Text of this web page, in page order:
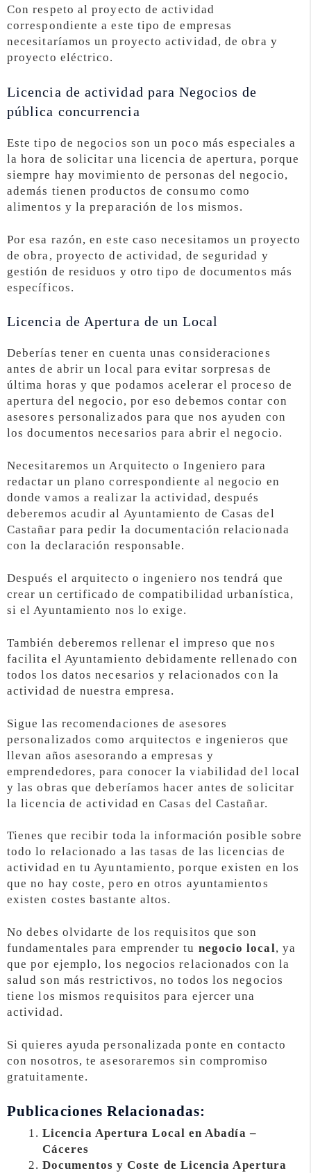
Con respeto al proyecto de actividad
correspondiente a este tipo de empresas
necesitaríamos un proyecto actividad, de obra y
proyecto eléctrico.
Licencia de actividad para Negocios de
pública concurrencia
Este tipo de negocios son un poco más especiales a
la hora de solicitar una licencia de apertura, porque
siempre hay movimiento de personas del negocio,
además tienen productos de consumo como
alimentos y la preparación de los mismos.
Por esa razón, en este caso necesitamos un proyecto
de obra, proyecto de actividad, de seguridad y
gestión de residuos y otro tipo de documentos más
específicos.
Licencia de Apertura de un Local
Deberías tener en cuenta unas consideraciones
antes de abrir un local para evitar sorpresas de
última horas y que podamos acelerar el proceso de
apertura del negocio, por eso debemos contar con
asesores personalizados para que nos ayuden con
los documentos necesarios para abrir el negocio.
Necesitaremos un Arquitecto o Ingeniero para
redactar un plano correspondiente al negocio en
donde vamos a realizar la actividad, después
deberemos acudir al Ayuntamiento de Casas del
Castañar para pedir la documentación relacionada
con la declaración responsable.
Después el arquitecto o ingeniero nos tendrá que
crear un certificado de compatibilidad urbanística,
si el Ayuntamiento nos lo exige.
También deberemos rellenar el impreso que nos
facilita el Ayuntamiento debidamente rellenado con
todos los datos necesarios y relacionados con la
actividad de nuestra empresa.
Sigue las recomendaciones de asesores
personalizados como arquitectos e ingenieros que
llevan años asesorando a empresas y
emprendedores, para conocer la viabilidad del local
y las obras que deberíamos hacer antes de solicitar
la licencia de actividad en Casas del Castañar.
Tienes que recibir toda la información posible sobre
todo lo relacionado a las tasas de las licencias de
actividad en tu Ayuntamiento, porque existen en los
que no hay coste, pero en otros ayuntamientos
existen costes bastante altos.
No debes olvidarte de los requisitos que son
fundamentales para emprender tu negocio local, ya
que por ejemplo, los negocios relacionados con la
salud son más restrictivos, no todos los negocios
tiene los mismos requisitos para ejercer una
actividad.
Si quieres ayuda personalizada ponte en contacto
con nosotros, te asesoraremos sin compromiso
gratuitamente.
Publicaciones Relacionadas:
Licencia Apertura Local en Abadía –
Cáceres
Documentos y Coste de Licencia Apertura